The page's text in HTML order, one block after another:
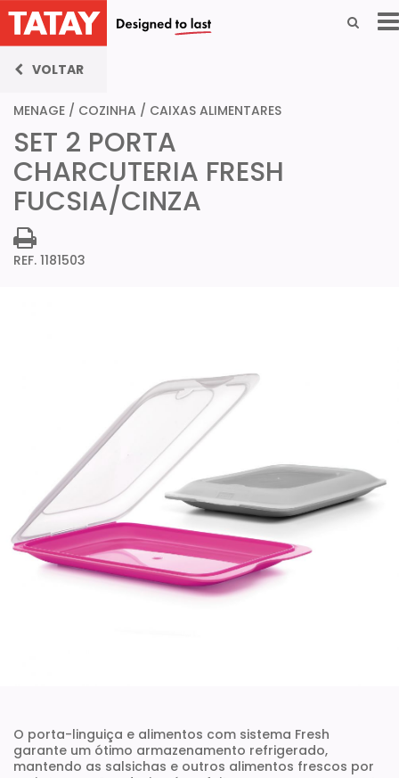
VOLTAR
MENAGE / COZINHA / CAIXAS ALIMENTARES
SET 2 PORTA
CHARCUTERIA FRESH
FUCSIA/CINZA
REF. 1181503
O porta-linguiça e alimentos com sistema Fresh
garante um ótimo armazenamento refrigerado,
mantendo as salsichas e outros alimentos frescos por